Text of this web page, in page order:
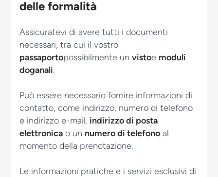
delle formalità
Assicuratevi di avere tutti i documenti
necessari, tra cui il vostro
passaportopossibilmente unvistoe moduli
doganali.
Può essere necessario fornire informazioni di
contatto, come indirizzo, numero di telefono
e indirizzo e-mail. indirizzo di posta
elettronica o un numero di telefono al
momento della prenotazione.
Le informazioni pratiche e i servizi esclusivi di